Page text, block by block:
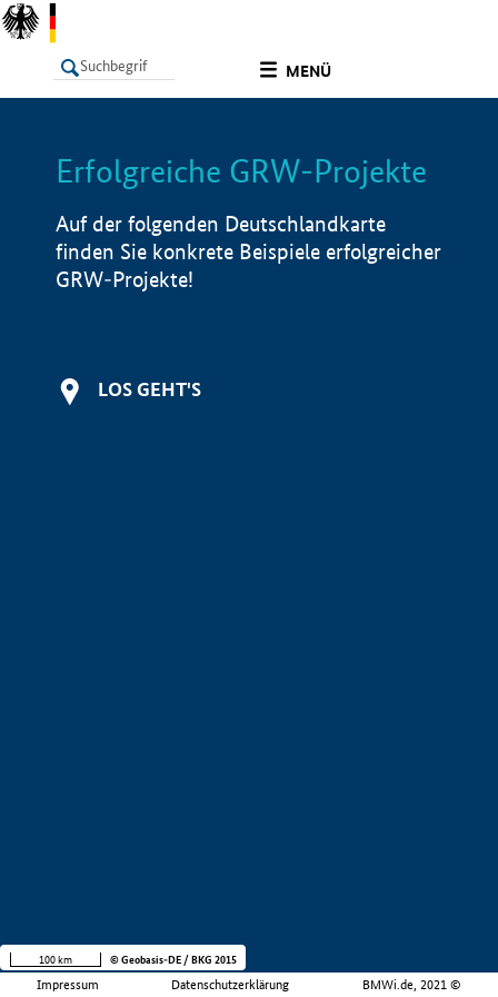
MENÜ
LISTE Info
Erfolgreiche GRW-Projekte
Auf der folgenden Deutschlandkarte
finden Sie konkrete Beispiele erfolgreicher
GRW-Projekte!
LOS GEHT'S
Impressum Datenschutzerklärung BMWi.de, 2021 ©
100 km © Geobasis-DE / BKG 2015